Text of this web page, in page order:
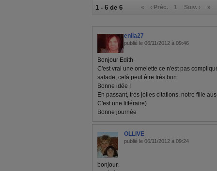
1 - 6 de 6 « ‹ Préc. 1 Suiv. › »
enila27
publié le 06/11/2012 à 09:46
Bonjour Edith
C'est vrai une omelette ce n'est pas
salade, celà peut être très bon
Bonne idée !
En passant, très jolies citations, notre fille
C'est une littéraire)
Bonne journée
OLLIVE
publié le 06/11/2012 à 09:24
bonjour,